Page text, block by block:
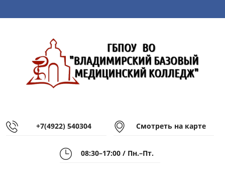
+7(4922) 540304 Смотреть на карте
08:30–17:00 / Пн.–Пт.